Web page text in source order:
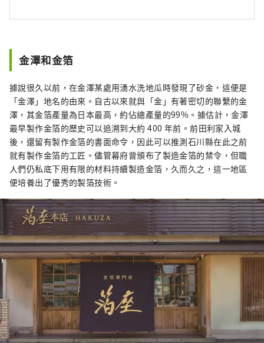
金澤和金箔
據說很久以前，在金澤某處用湧水洗地瓜時發現了砂金，這便是
「金澤」地名的由來。自古以來就與「金」有著密切的聯繫的金
澤，其金箔產量為日本最高，約佔總產量的99%。據估計，金澤
最早製作金箔的歷史可以追溯到大約 400 年前。前田利家入城
後，還留有製作金箔的書面命令，因此可以推測石川縣在此之前
就有製作金箔的工匠。儘管幕府曾頒布了製造金箔的禁令，但職
人們仍私底下用有限的材料持續製造金箔，久而久之，這一地區
便培養出了優秀的製箔技術。